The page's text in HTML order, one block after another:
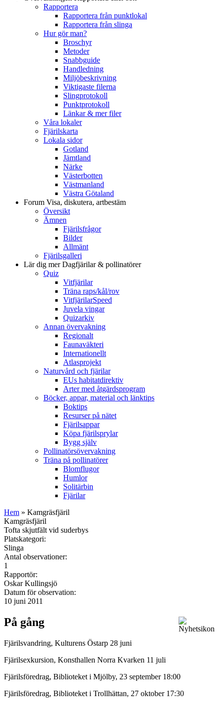
Rapportera
Rapportera från punktlokal
Rapportera från slinga
Hur gör man?
Broschyr
Metoder
Snabbguide
Handledning
Miljöbeskrivning
Viktigaste filerna
Slingprotokoll
Punktprotokoll
Länkar & mer filer
Våra lokaler
Fjärilskarta
Lokala sidor
Gotland
Jämtland
Närke
Västerbotten
Västmanland
Västra Götaland
Forum Visa, diskutera, artbestäm
Översikt
Ämnen
Fjärilsfrågor
Bilder
Allmänt
Fjärilsgalleri
Lär dig merDagfjärilar & pollinatörer
Quiz
Vitfjärilar
Träna raps/kål/rov
VitfjärilarSpeed
Juvela vingar
Quizarkiv
Annan övervakning
Regionalt
Faunaväkteri
Internationellt
Atlasprojekt
Naturvård och fjärilar
EUs habitatdirektiv
Arter med åtgärdsprogram
Böcker, appar, material och länktips
Boktips
Resurser på nätet
Fjärilsappar
Köpa fjärilsprylar
Bygg själv
Pollinatörsövervakning
Träna på pollinatörer
Blomflugor
Humlor
Solitärbin
Fjärilar
Hem » Kamgräsfjäril
Kamgräsfjäril
Tofta skjutfält vid suderbys
Platskategori:
Slinga
Antal observationer:
1
Rapportör:
Oskar Kullingsjö
Datum för observation:
10 juni 2011
På gång
Fjärilsvandring, Kulturens Östarp 28 juni
Fjärilsexkursion, Konsthallen Norra Kvarken 11 juli
Fjärilsföredrag, Biblioteket i Mjölby, 23 september 18:00
Fjärilsföredrag, Biblioteket i Trollhättan, 27 oktober 17:30